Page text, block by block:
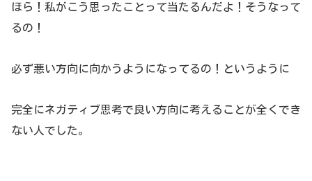
ほら！私がこう思ったことって当たるんだよ！そうなって
るの！
必ず悪い方向に向かうようになってるの！というように
完全にネガティブ思考で良い方向に考えることが全くでき
ない人でした。